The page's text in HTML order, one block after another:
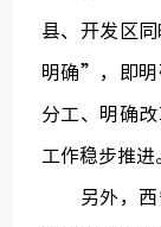
县、开发区
明确”，即明
分工、明确
工作稳步推进
另外，西安